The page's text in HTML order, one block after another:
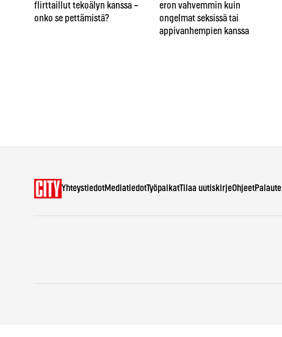
flirttaillut tekoälyn kanssa –
onko se pettämistä?
eron vahvemmin kuin
ongelmat seksissä tai
appivanhempien kanssa
YhteystiedotMediatiedotTyöpaikatTilaa uutiskirjeOhjeetPalaute